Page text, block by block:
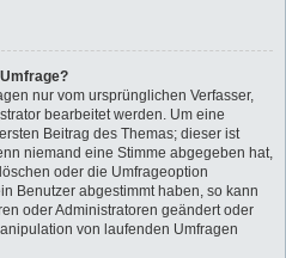
nur vom ursprünglichen Verfasser,
bearbeitet werden. Um eine
Beitrag des Themas; dieser ist
niemand eine Stimme abgegeben hat,
oder die Umfrageoption
Benutzer abgestimmt haben, so kann
oder Administratoren geändert oder
von laufenden Umfragen